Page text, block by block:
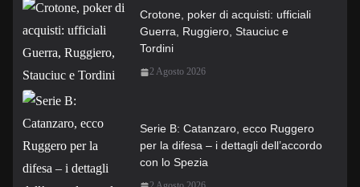
Crotone, poker di acquisti: ufficiali
Guerra, Ruggiero, Stauciuc e
Tordini
2 Agosto 2026
Serie B: Catanzaro, ecco Ruggero
per la difesa – i dettagli dell’accordo
con lo Spezia